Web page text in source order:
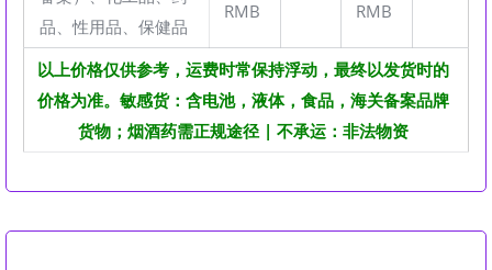
品、性用品、保健品
RMB
RMB
以上价格仅供参考，运费时常保持浮动，最终以发货时的
价格为准。敏感货：含电池，液体，食品，海关备案品牌
货物；烟酒药需正规途径 | 不承运：非法物资